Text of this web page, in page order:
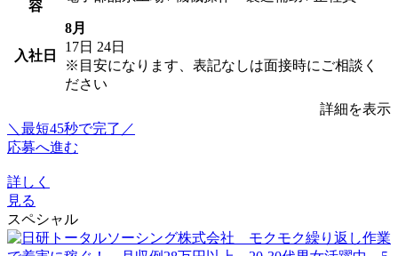
容
入社日
8月
17日 24日
※目安になります、表記なしは面接時にご相談く
ださい
詳細を表示
＼最短45秒で完了／
応募へ進む
詳しく
見る
スペシャル